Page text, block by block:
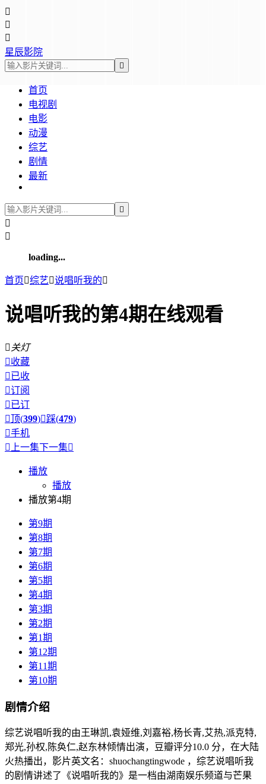



星辰影院

首页
电视剧
电影
动漫
综艺
剧情
最新



loading...
首页综艺说唱听我的
说唱听我的第4期在线观看
 关灯
收藏
已收
订阅
已订
顶(399)踩(479)
手机
 上一集下一集
播放
播放
播放第4期
第9期
第8期
第7期
第6期
第5期
第4期
第3期
第2期
第1期
第12期
第11期
第10期
剧情介绍
综艺说唱听我的由王琳凯,袁娅维,刘嘉裕,杨长青,艾热,派克特,
郑光,孙权,陈奂仁,赵东林倾情出演，豆瓣评分10.0 分，在大陆
火热播出，影片英文名：shuochangtingwode ，综艺说唱听我
的剧情讲述了《说唱听我的》是一档由湖南娱乐频道与芒果